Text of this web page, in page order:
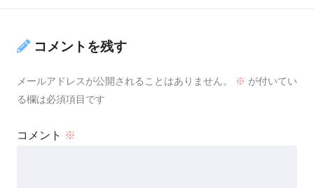
コメントを残す
メールアドレスが公開されることはありません。 ※ が付いてい
る欄は必須項目です
コメント ※